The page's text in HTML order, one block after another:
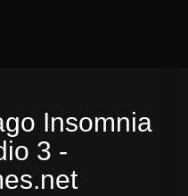
Insomnia
3 -